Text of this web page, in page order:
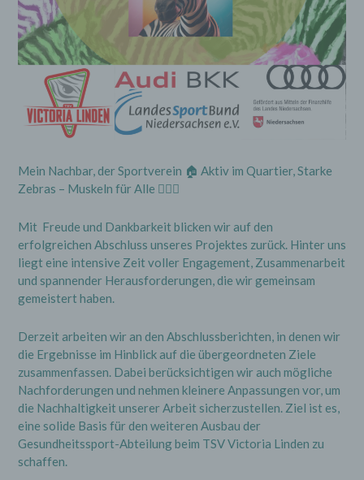
Mein Nachbar, der Sportverein 🏠 Aktiv im Quartier, Starke
Zebras – Muskeln für Alle 🏋️‍♀️😎
Mit Freude und Dankbarkeit blicken wir auf den
erfolgreichen Abschluss unseres Projektes zurück. Hinter uns
liegt eine intensive Zeit voller Engagement, Zusammenarbeit
und spannender Herausforderungen, die wir gemeinsam
gemeistert haben.
Derzeit arbeiten wir an den Abschlussberichten, in denen wir
die Ergebnisse im Hinblick auf die übergeordneten Ziele
zusammenfassen. Dabei berücksichtigen wir auch mögliche
Nachforderungen und nehmen kleinere Anpassungen vor, um
die Nachhaltigkeit unserer Arbeit sicherzustellen. Ziel ist es,
eine solide Basis für den weiteren Ausbau der
Gesundheitssport-Abteilung beim TSV Victoria Linden zu
schaffen.